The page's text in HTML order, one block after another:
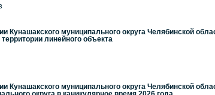
Кунашакского муниципального округа Челябинской
линейного объекта
Кунашакского муниципального округа Челябинской